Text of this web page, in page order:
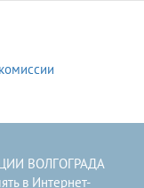
ВОЛГОГРАДА
в Интернет-